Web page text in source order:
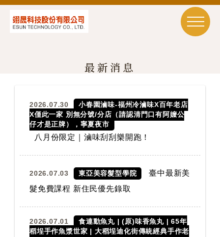
最新消息
2026.07.30
小春園滷味-福州冷滷味X百年老店
X僅此一家 別無分號/分店（請認清門口有阿嬤公
仔才是正牌），寧夏夜市
八月份限定｜滷味刮刮樂開跑！
2026.07.03 東亞美容髮型學院
臺中最新美
髮免費課程 新住民優先錄取
2026.07.01
食連動魚丸 | (原)味香魚丸 | 65年
稻埕手作魚漿世家 | 大稻埕迪化街傳統經典手作老